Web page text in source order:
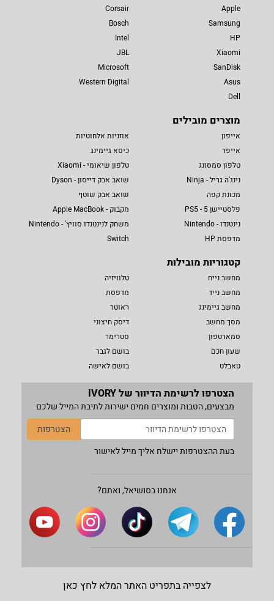
Apple
Samsung
HP
Xiaomi
SanDisk
Asus
Dell
Corsair
Bosch
Intel
JBL
Microsoft
Western Digital
מוצרים מובילים
אייפון
אייפד
טלפון סמסונג
נינג'ה גריל - Ninja
מכונת קפה
פלסטיישן 5 - PS5
נינטנדו - Nintendo
מדפסת HP
אוזניות אלחוטיות
כיסא גיימינג
טלפון שיאומי - Xiaomi
שואב אבק דייסון - Dyson
שואב אבק שוטף
מקבוק - Apple MacBook
משחק לנינטנדו סוויץ' - Nintendo
Switch
קטגוריות מובילות
מחשב נייח
מחשב נייד
מחשב גיימינג
מסך מחשב
סמארטפון
שעון חכם
טאבלט
טלוויזיה
מדפסת
ראוטר
דיסק חיצוני
סטרימר
בושם לגבר
בושם לאישה
הצטרפו לרשימת הדיוור של IVORY
מבצעים, הטבות ומוצרים חמים ישירות לתיבת המייל שלכם
הצטרפות
בעת ההצטרפות יישלח אליך מייל לאישור
אנחנו בסושיאל, ואתם?
לצפייה בתפריט האתר המלא לחץ כאן